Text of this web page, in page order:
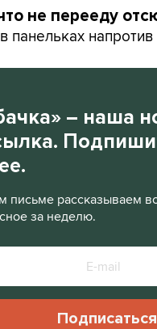
не перееду
панельках
– наша
письме рассказываем
за неделю.
Подписаться